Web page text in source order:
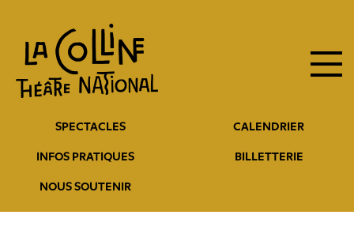
contenu
principal
entête
SPECTACLES CALENDRIER
INFOS PRATIQUES BILLETTERIE
NOUS SOUTENIR
principale